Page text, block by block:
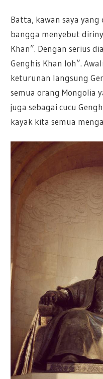
Batta, kawan saya
bangga menyebut
Khan”. Dengan serius
Genghis Khan loh”.
keturunan langsung
semua orang Mongolia
juga sebagai cucu
kayak kita semua